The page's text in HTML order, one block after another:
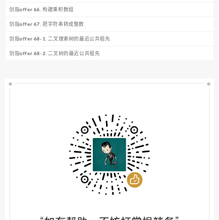
剑指offer 66. 构建乘积数组
剑指offer 67. 把字符串转成整数
剑指offer 68-1. 二叉搜索树的最近公共祖先
剑指offer 68-2. 二叉树的最近公共祖先